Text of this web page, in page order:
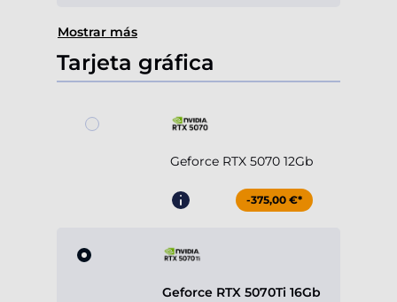
Mostrar más
Tarjeta gráfica
Geforce RTX 5070 12Gb
-375,00 €*
Geforce RTX 5070Ti 16Gb